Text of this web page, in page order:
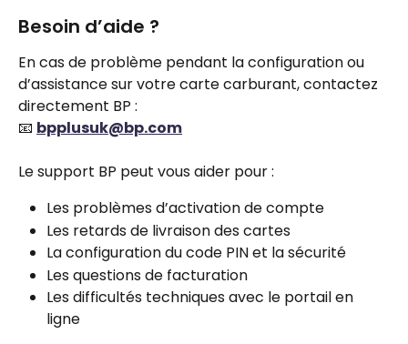
Besoin d’aide ?
En cas de problème pendant la configuration ou
d’assistance sur votre carte carburant, contactez
directement BP :
📧 bpplusuk@bp.com
Le support BP peut vous aider pour :
Les problèmes d’activation de compte
Les retards de livraison des cartes
La configuration du code PIN et la sécurité
Les questions de facturation
Les difficultés techniques avec le portail en
ligne